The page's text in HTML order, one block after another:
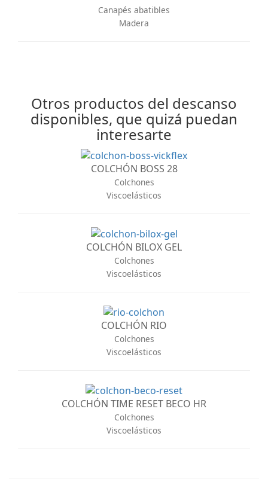
Canapés abatibles
Madera
Otros productos del descanso
disponibles, que quizá puedan
interesarte
COLCHÓN BOSS 28
Colchones
Viscoelásticos
COLCHÓN BILOX GEL
Colchones
Viscoelásticos
COLCHÓN RIO
Colchones
Viscoelásticos
COLCHÓN TIME RESET BECO HR
Colchones
Viscoelásticos